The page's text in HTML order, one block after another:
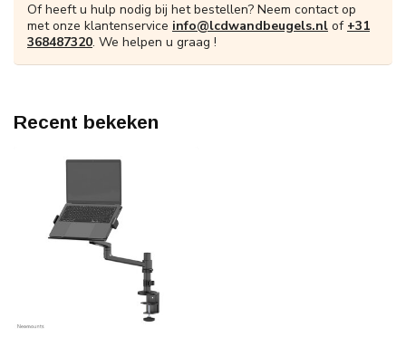
Of heeft u hulp nodig bij het bestellen? Neem contact op
met onze klantenservice info@lcdwandbeugels.nl of +31
368487320. We helpen u graag !
Recent bekeken